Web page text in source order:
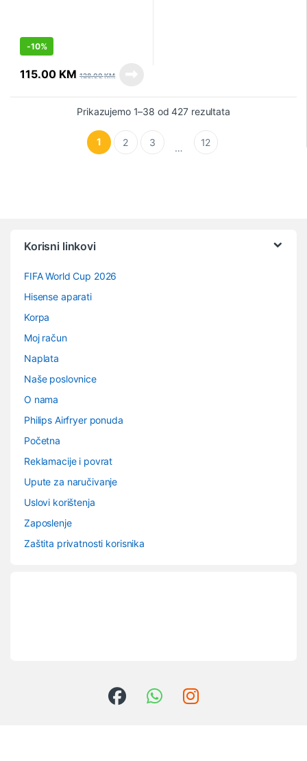
-10%
115.00 KM 128.00KM
Prikazujemo 1–38 od 427 rezultata
1 2 3 … 12
Korisni linkovi
FIFA World Cup 2026
Hisense aparati
Korpa
Moj račun
Naplata
Naše poslovnice
O nama
Philips Airfryer ponuda
Početna
Reklamacije i povrat
Upute za naručivanje
Uslovi korištenja
Zaposlenje
Zaštita privatnosti korisnika